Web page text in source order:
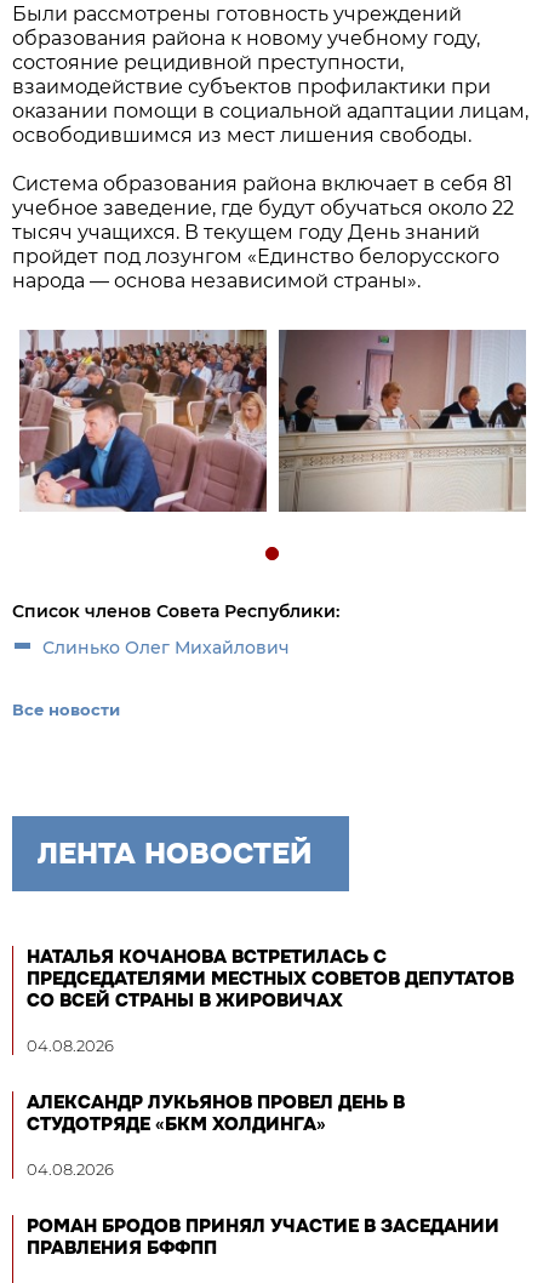
Были рассмотрены готовность учреждений
образования района к новому учебному году,
состояние рецидивной преступности,
взаимодействие субъектов профилактики при
оказании помощи в социальной адаптации лицам,
освободившимся из мест лишения свободы.
Система образования района включает в себя 81
учебное заведение, где будут обучаться около 22
тысяч учащихся. В текущем году День знаний
пройдет под лозунгом «Единство белорусского
народа — основа независимой страны».
Список членов Совета Республики:
Слинько Олег Михайлович
Все новости
ЛЕНТА НОВОСТЕЙ
НАТАЛЬЯ КОЧАНОВА ВСТРЕТИЛАСЬ С
ПРЕДСЕДАТЕЛЯМИ МЕСТНЫХ СОВЕТОВ ДЕПУТАТОВ
СО ВСЕЙ СТРАНЫ В ЖИРОВИЧАХ
04.08.2026
АЛЕКСАНДР ЛУКЬЯНОВ ПРОВЕЛ ДЕНЬ В
СТУДОТРЯДЕ «БКМ ХОЛДИНГА»
04.08.2026
РОМАН БРОДОВ ПРИНЯЛ УЧАСТИЕ В ЗАСЕДАНИИ
ПРАВЛЕНИЯ БФФПП